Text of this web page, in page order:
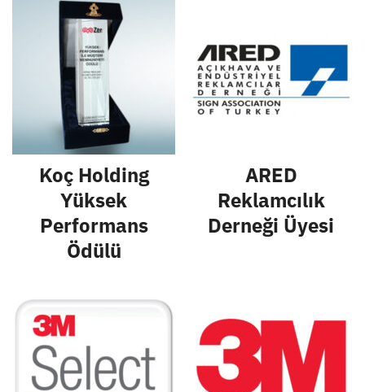
Koç Holding
Yüksek
Performans
Ödülü
ARED
Reklamcılık
Derneği Üyesi